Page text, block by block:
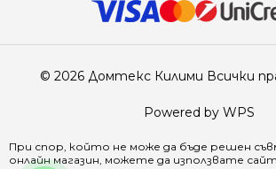
© 2026 Домтекс Килими Всички
Powered by WPS
При спор, който не може да бъде решен
онлайн магазин, можете да използвате